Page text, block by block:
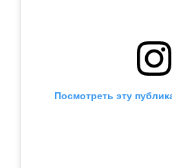
Посмотреть эту